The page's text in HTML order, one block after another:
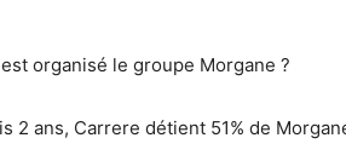
organisé le groupe Morgane ?
2 ans, Carrere détient 51% de